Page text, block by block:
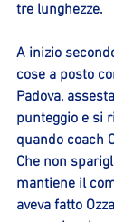
tre lunghezze.
A inizio
cose a posto
Padova,
punteggio e si
quando coach
Che non
mantiene il
aveva fatto